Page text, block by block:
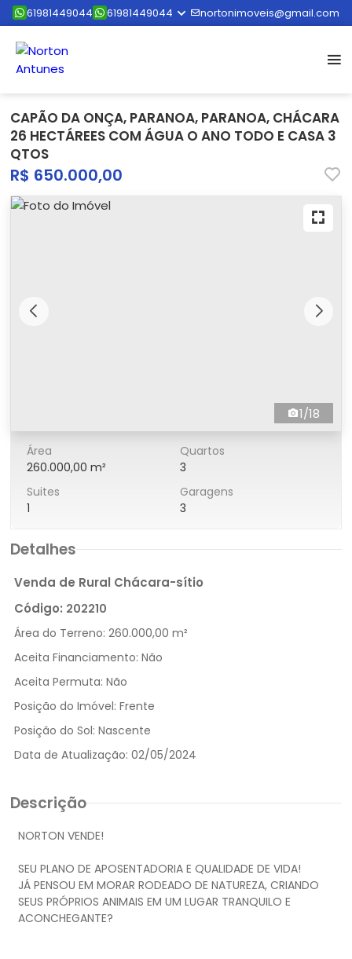
61981449044 61981449044 nortonimoveis@gmail.com
CAPÃO DA ONÇA, PARANOA, PARANOA, CHÁCARA
26 HECTÁREES COM ÁGUA O ANO TODO E CASA 3
QTOS
R$ 650.000,00
1/18
Área
260.000,00 m²
Quartos
3
Suites
1
Garagens
3
Detalhes
Venda de Rural Chácara-sítio
Código: 202210
Área do Terreno: 260.000,00 m²
Aceita Financiamento: Não
Aceita Permuta: Não
Posição do Imóvel: Frente
Posição do Sol: Nascente
Data de Atualização: 02/05/2024
Descrição
NORTON VENDE!
SEU PLANO DE APOSENTADORIA E QUALIDADE DE VIDA!
JÁ PENSOU EM MORAR RODEADO DE NATUREZA, CRIANDO
SEUS PRÓPRIOS ANIMAIS EM UM LUGAR TRANQUILO E
ACONCHEGANTE?